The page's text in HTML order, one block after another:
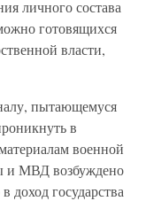
личного состава
готовящихся
власти,
пытающемуся
в
военной
и МВД возбуждено
доход государства